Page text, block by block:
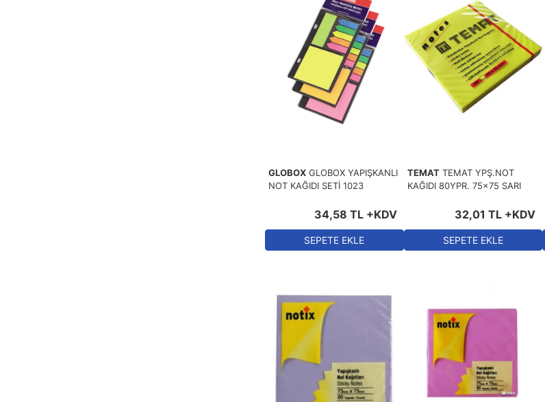
GLOBOX GLOBOX YAPIŞKANLI
NOT KAĞIDI SETİ 1023
34,58 TL+KDV
SEPETE EKLE
TEMAT TEMAT YPŞ.NOT
KAĞIDI 80YPR. 75x75 SARI
32,01 TL +KDV
SEPETE EKLE